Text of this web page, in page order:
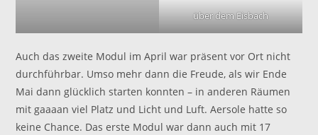
über dem Eisbach
Auch das zweite Modul im April war präsent vor Ort nicht
durchführbar. Umso mehr dann die Freude, als wir Ende
Mai dann glücklich starten konnten – in anderen Räumen
mit gaaaan viel Platz und Licht und Luft. Aersole hatte so
keine Chance. Das erste Modul war dann auch mit 17